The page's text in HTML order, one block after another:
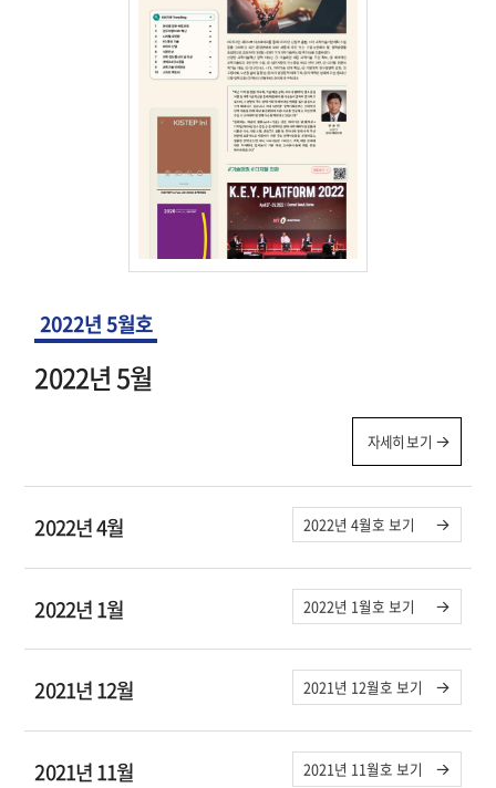
2022년 5월호
2022년 5월
자세히 보기
2022년 4월 2022년 4월호 보기
2022년 1월 2022년 1월호 보기
2021년 12월 2021년 12월호 보기
2021년 11월 2021년 11월호 보기